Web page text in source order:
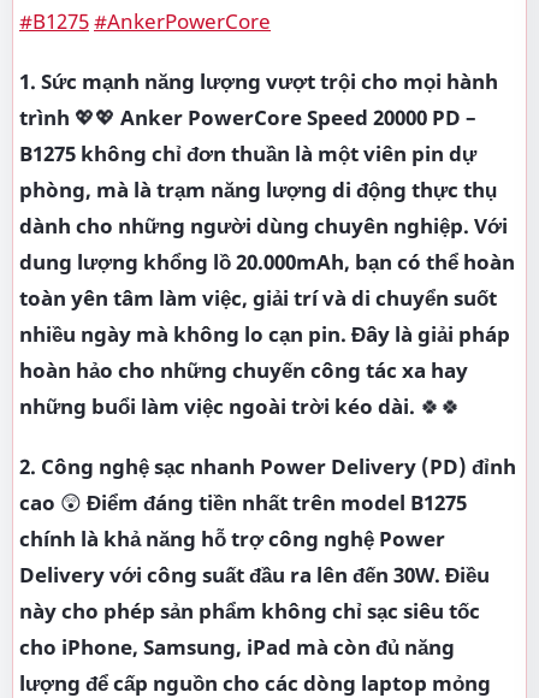
#B1275#AnkerPowerCore
1. Sức mạnh năng lượng vượt trội cho mọi hành
trình 💖💖 Anker PowerCore Speed 20000 PD –
B1275 không chỉ đơn thuần là một viên pin dự
phòng, mà là trạm năng lượng di động thực thụ
dành cho những người dùng chuyên nghiệp. Với
dung lượng khổng lồ 20.000mAh, bạn có thể hoàn
toàn yên tâm làm việc, giải trí và di chuyển suốt
nhiều ngày mà không lo cạn pin. Đây là giải pháp
hoàn hảo cho những chuyến công tác xa hay
những buổi làm việc ngoài trời kéo dài. 🍀🍀
2. Công nghệ sạc nhanh Power Delivery (PD) đỉnh
cao 😲 Điểm đáng tiền nhất trên model B1275
chính là khả năng hỗ trợ công nghệ Power
Delivery với công suất đầu ra lên đến 30W. Điều
này cho phép sản phẩm không chỉ sạc siêu tốc
cho iPhone, Samsung, iPad mà còn đủ năng
lượng để cấp nguồn cho các dòng laptop mỏng